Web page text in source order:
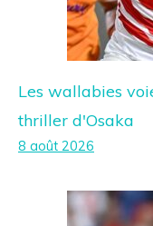
Les wallabies
thriller d'Osaka
8 août 2026